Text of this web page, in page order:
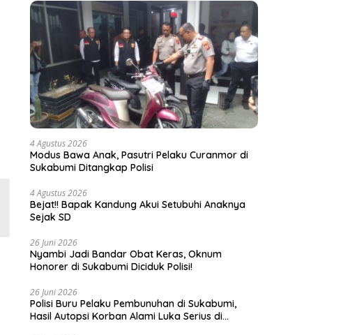
4 Agustus 2026
Modus Bawa Anak, Pasutri Pelaku Curanmor di
Sukabumi Ditangkap Polisi
4 Agustus 2026
Bejat!! Bapak Kandung Akui Setubuhi Anaknya
Sejak SD
26 Juni 2026
Nyambi Jadi Bandar Obat Keras, Oknum
Honorer di Sukabumi Diciduk Polisi!
26 Juni 2026
Polisi Buru Pelaku Pembunuhan di Sukabumi,
Hasil Autopsi Korban Alami Luka Serius di